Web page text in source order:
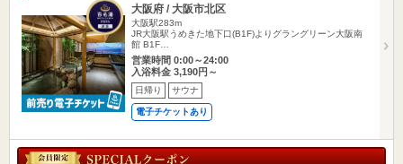
大阪府 / 大阪市北区
大阪駅283m
JR大阪駅うめきた地下口(B1F)よりグラングリーン大阪南
館 B1F…
営業時間 0:00～24:00
入浴料金 3,190円～
日帰り サウナ
電子チケットあり